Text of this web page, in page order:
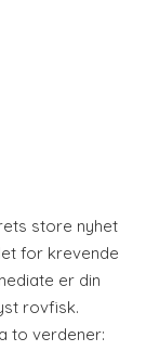
store nyhet
for krevende
er din
rovfisk.
to verdener: